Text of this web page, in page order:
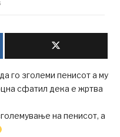
го зголеми пенисот а му
сфатил дека е жртва
на пенисот, а